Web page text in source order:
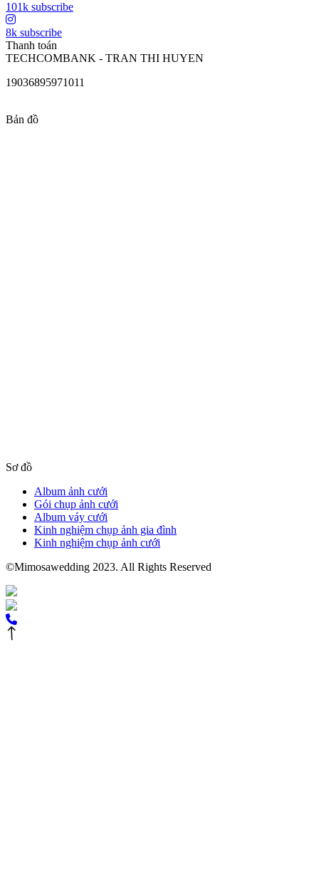
101k subscribe
8k subscribe
Thanh toán
TECHCOMBANK - TRAN THI HUYEN
19036895971011
Bản đồ
Sơ đồ
Album ảnh cưới
Gói chụp ảnh cưới
Album váy cưới
Kinh nghiệm chụp ảnh gia đình
Kinh nghiệm chụp ảnh cưới
©Mimosawedding 2023. All Rights Reserved